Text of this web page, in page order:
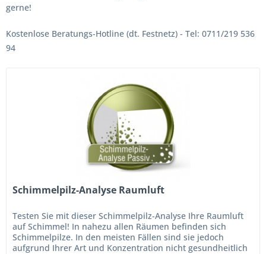
gerne!
Kostenlose Beratungs-Hotline (dt. Festnetz) - Tel: 0711/219 536
94
Schimmelpilz-Analyse Raumluft
Testen Sie mit dieser Schimmelpilz-Analyse Ihre Raumluft
auf Schimmel! In nahezu allen Räumen befinden sich
Schimmelpilze. In den meisten Fällen sind sie jedoch
aufgrund Ihrer Art und Konzentration nicht gesundheitlich